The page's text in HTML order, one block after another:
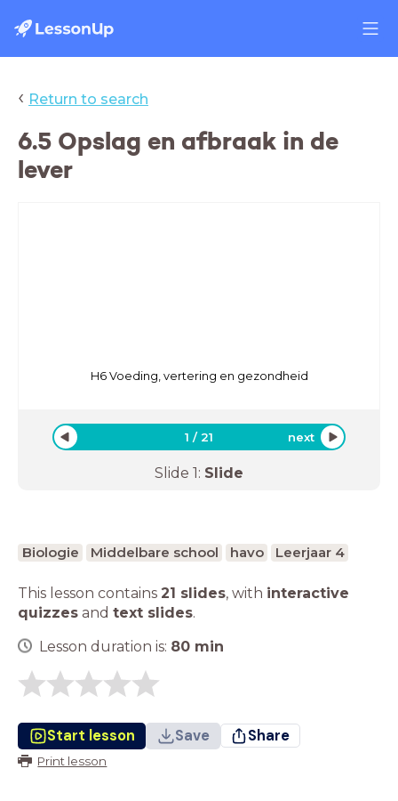
‹ Return to search
6.5 Opslag en afbraak in de
lever
H6 Voeding, vertering en gezondheid
1 /21 next
Slide 1: Slide
Biologie Middelbare school havo Leerjaar 4
This lesson contains 21 slides, with interactive
quizzes and text slides.
Lesson duration is: 80 min
Start lesson Save Share
Print lesson